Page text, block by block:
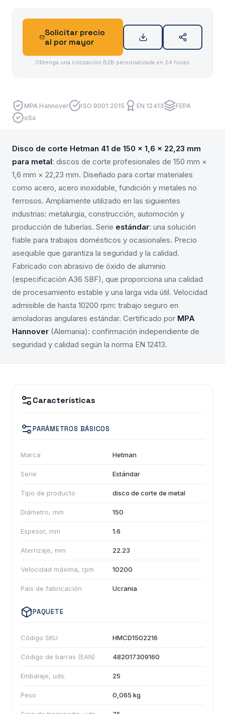
Solicitar precio
al por mayor
Obtenga una cotización B2B personalizada en 24 horas
MPA Hannover ISO 9001:2015 EN 12413
FEPA
oSa
Disco de corte Hetman 41 de 150 x 1,6 x 22,23 mm
para metal: discos de corte profesionales de 150 mm ×
1,6 mm × 22,23 mm. Diseñado para cortar materiales
como acero, acero inoxidable, fundición y metales no
ferrosos. Ampliamente utilizado en las siguientes
industrias: metalurgia, construcción, automoción y
producción de tuberías. Serie estándar: una solución
fiable para trabajos domésticos y ocasionales. Precio
asequible que garantiza la seguridad y la calidad.
Fabricado con abrasivo de óxido de aluminio
(especificación A36 SBF), que proporciona una calidad
de procesamiento estable y una larga vida útil. Velocidad
admisible de hasta 10200 rpm: trabajo seguro en
amoladoras angulares estándar. Certificado por MPA
Hannover (Alemania): confirmación independiente de
seguridad y calidad según la norma EN 12413.
Características
PARÁMETROS BÁSICOS
Marca Hetman
Serie Estándar
Tipo de producto disco de corte de metal
Diámetro, mm 150
Espesor, mm 1.6
Aterrizaje, mm 22.23
Velocidad máxima, rpm 10200
País de fabricación Ucrania
PAQUETE
Código SKU HMCD1502216
Código de barras (EAN) 482017309160
Embalaje, uds. 25
Peso 0,065 kg